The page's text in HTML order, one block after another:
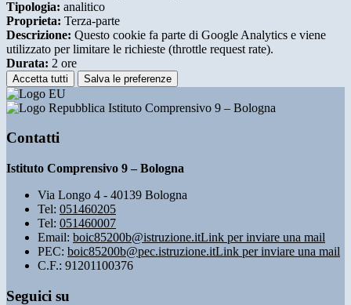
Tipologia: analitico
Proprieta: Terza-parte
Descrizione: Questo cookie fa parte di Google Analytics e viene
utilizzato per limitare le richieste (throttle request rate).
Durata: 2 ore
Accetta tutti Salva le preferenze
Istituto Comprensivo 9 – Bologna
Contatti
Istituto Comprensivo 9 – Bologna
Via Longo 4 - 40139 Bologna
Tel: 051460205
Tel: 051460007
Email: boic85200b@istruzione.itLink per inviare una mail
PEC: boic85200b@pec.istruzione.itLink per inviare una mail
C.F.: 91201100376
Seguici su